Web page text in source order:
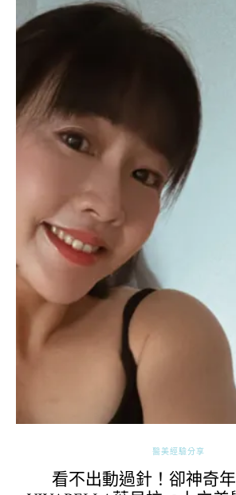
醫美經驗分享
看不出動過針！卻神奇